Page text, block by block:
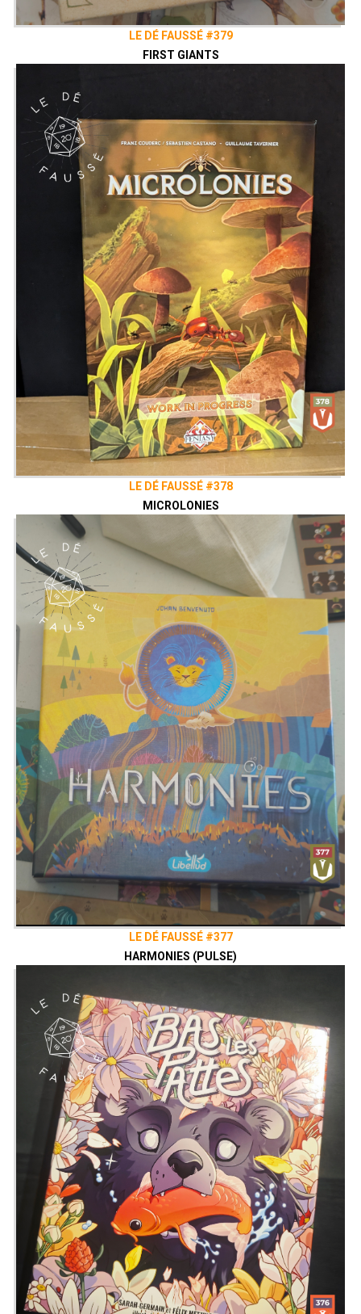
LE DÉ FAUSSÉ #379
FIRST GIANTS
LE DÉ FAUSSÉ #378
MICROLONIES
LE DÉ FAUSSÉ #377
HARMONIES (PULSE)